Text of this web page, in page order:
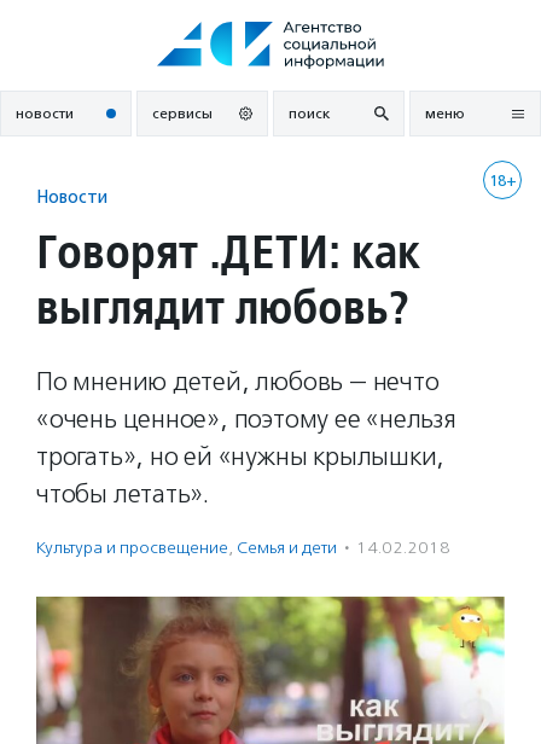
новости сервисы поиск меню
18+
Новости
Говорят .ДЕТИ: как
выглядит любовь?
По мнению детей, любовь — нечто
«очень ценное», поэтому ее «нельзя
трогать», но ей «нужны крылышки,
чтобы летать».
Культура и просвещение, Семья и дети · 14.02.2018